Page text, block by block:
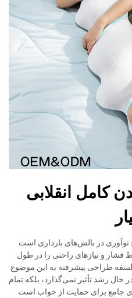
کامل انقلابی
نوآوری در بالش‌های بارداری است
فشار و نیازهای راحتی را در طول
طراحی پیشرفته به این موضوع
حال رشد تأثیر نمی‌گذارد، بلکه تمام
جامع برای حمایت از خواب است